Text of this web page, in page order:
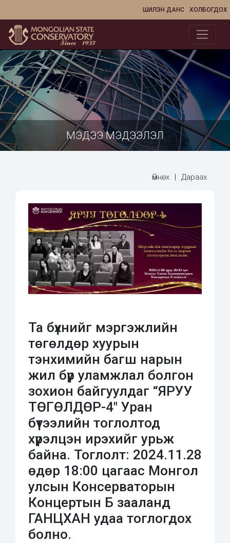
ХОЛБОГДОХ
ШИЛЭН ДАНС
МЭДЭЭ МЭДЭЭЛЭЛ
Өмнөх | Дараах
Та бүхнийг мэргэжлийн
төгөлдөр хуурын
тэнхимийн багш нарын
жил бүр уламжлал болгон
зохион байгуулдаг “ЯРУУ
ТӨГӨЛДӨР-4″ Уран
бүтээлийн тоглолтод
хүрэлцэн ирэхийг урьж
байна. Тоглолт: 2024.11.28
өдөр 18:00 цагаас Монгол
улсын Консерваторын
Концертын Б зааланд
ГАНЦХАН удаа тоглогдох
болно.